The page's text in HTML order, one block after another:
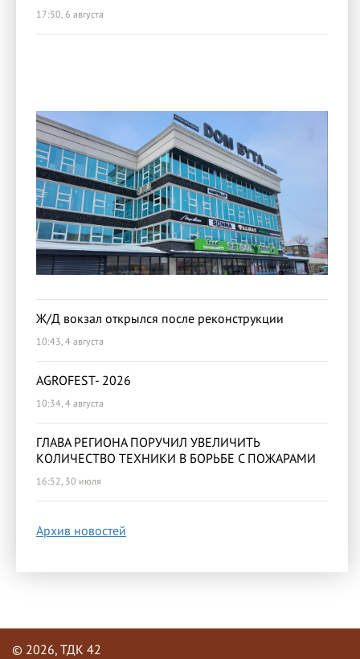
17:50, 6 августа
Ж/Д вокзал открылся после реконструкции
10:43, 4 августа
AGROFEST- 2026
10:34, 4 августа
ГЛАВА РЕГИОНА ПОРУЧИЛ УВЕЛИЧИТЬ
КОЛИЧЕСТВО ТЕХНИКИ В БОРЬБЕ С ПОЖАРАМИ
16:52, 30 июля
Архив новостей
© 2026, ТДК 42